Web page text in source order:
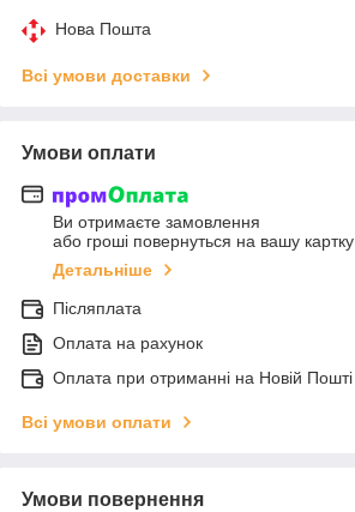
Нова Пошта
Всі умови доставки
Умови оплати
Ви отримаєте замовлення
або гроші повернуться на вашу картку
Детальніше
Післяплата
Оплата на рахунок
Оплата при отриманні на Новій Пошті
Всі умови оплати
Умови повернення